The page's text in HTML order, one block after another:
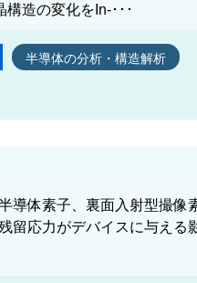
造の変化をIn-･･･
半導体の分析・構造解析
導体素子、裏面入射型撮像
留応力がデバイスに与える